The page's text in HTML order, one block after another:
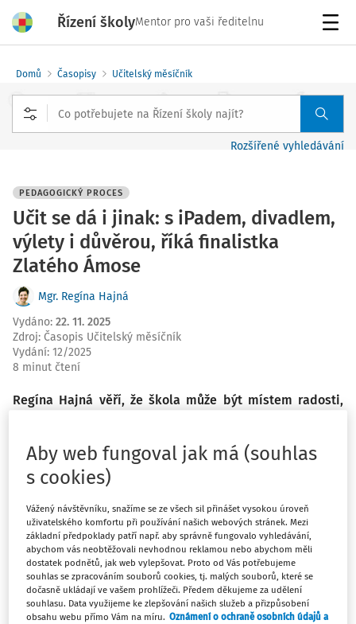
Řízení školyMentor pro vaši ředitelnu
Domů Časopisy Učitelský měsíčník
Rozšířené vyhledávání
PEDAGOGICKÝ PROCES
Učit se dá i jinak: s iPadem, divadlem,
výlety i důvěrou, říká finalistka
Zlatého Ámose
Mgr. Regína Hajná
Vydáno: 22. 11. 2025
Zdroj: Časopis Učitelský měsíčník
Vydání: 12/2025
8 minut čtení
Regína Hajná věří, že škola může být místem radosti,
tomu často zapomenou, že se vlastně učí. Namísto
známek si odnášejí zážitky, nové dovednosti a pocit
energií, kterou dokáže přenést i na své okolí. Finalistka
Zlatého Ámose se netají tím, že za největší ocenění
považuje chvíle, kdy jí děti řeknou: „My jsme se vlastně
učili, ale vůbec to tak nevypadalo.“ A když jí pak ke Dni
učitelů připraví korunovaci se šerpou „Pro nás jste Zlatý
Ámos vy“, ví, že její práce má hluboký smysl.
Aby web fungoval jak má (souhlas
s cookies)
Vážený návštěvníku, snažíme se ze všech sil přinášet vysokou úroveň
uživatelského komfortu při používání našich webových stránek. Mezi
základní předpoklady patří např. aby správně fungovalo vyhledávání,
abychom vás neobtěžovali nevhodnou reklamou nebo abychom měli
dostatek podnětů, jak web vylepšovat. Proto od Vás potřebujeme
souhlas se zpracováním souborů cookies, tj. malých souborů, které se
dočasně ukládají ve vašem prohlížeči. Předem děkujeme za udělení
souhlasu. Data využijeme ke zlepšování našich služeb a přizpůsobení
obsahu webu přímo Vám na míru. Oznámení o ochraně osobních údajů a